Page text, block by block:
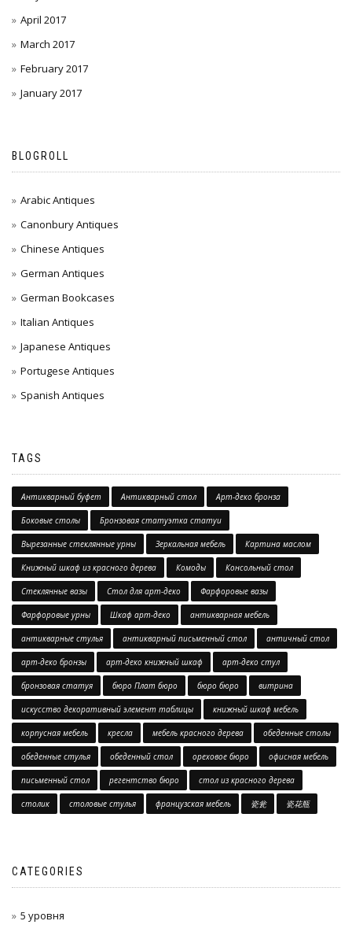
April 2017
March 2017
February 2017
January 2017
BLOGROLL
Arabic Antiques
Canonbury Antiques
Chinese Antiques
German Antiques
German Bookcases
Italian Antiques
Japanese Antiques
Portugese Antiques
Spanish Antiques
TAGS
Антикварный буфет Антикварный стол Арт-деко бронза
Боковые столы Бронзовая статуэтка статуи
Вырезанные стеклянные урны Зеркальная мебель Картина маслом
Книжный шкаф из красного дерева Комоды Консольный стол
Стеклянные вазы Стол для арт-деко Фарфоровые вазы
Фарфоровые урны Шкаф арт-деко антикварная мебель
антикварные стулья антикварный письменный стол античный стол
арт-деко бронзы арт-деко книжный шкаф арт-деко стул
бронзовая статуя бюро Плат бюро бюро бюро витрина
искусство декоративный элемент таблицы книжный шкаф мебель
корпусная мебель кресла мебель красного дерева обеденные столы
обеденные стулья обеденный стол ореховое бюро офисная мебель
письменный стол регентство бюро стол из красного дерева
столик столовые стулья французская мебель 瓷瓮 瓷花瓶
CATEGORIES
5 уровня